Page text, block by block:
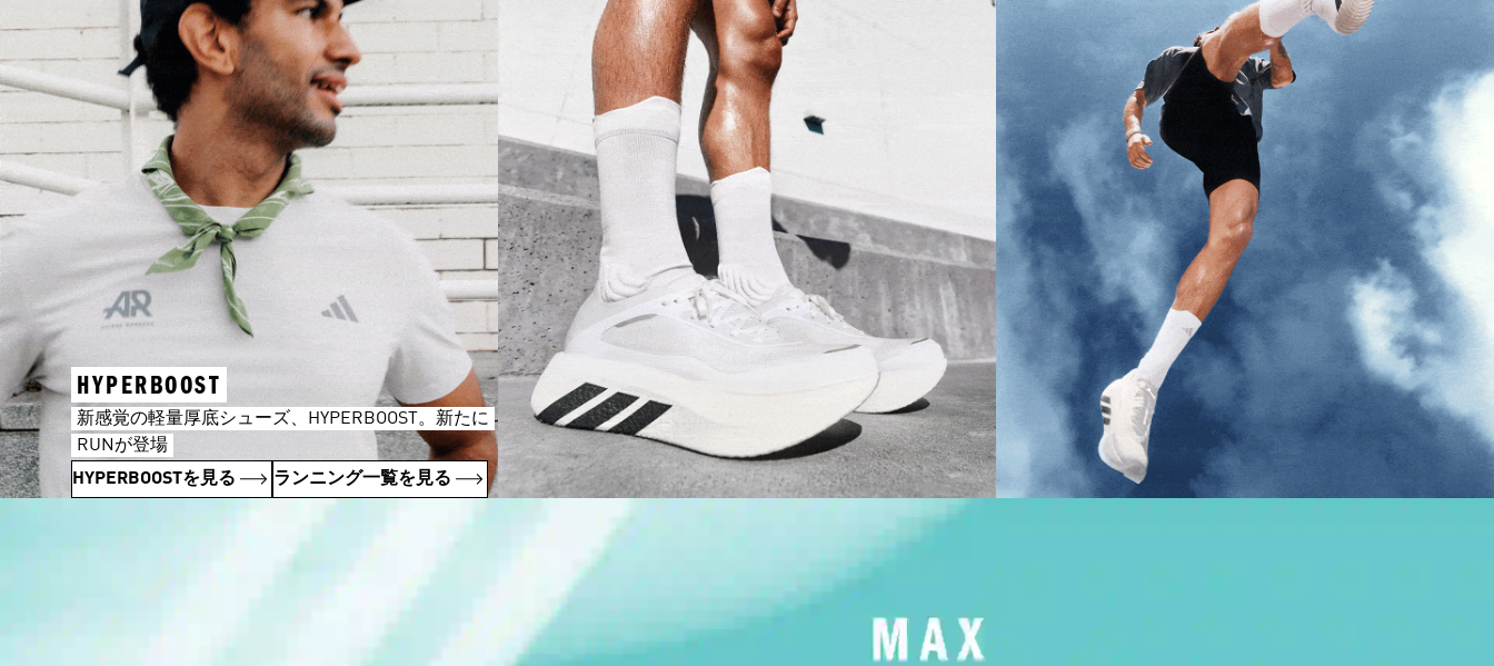
HYPERBOOST
新感覚の軽量厚底シューズ、HYPERBOOST。新たに
RUNが登場
HYPERBOOSTを見る
ランニング一覧を見る